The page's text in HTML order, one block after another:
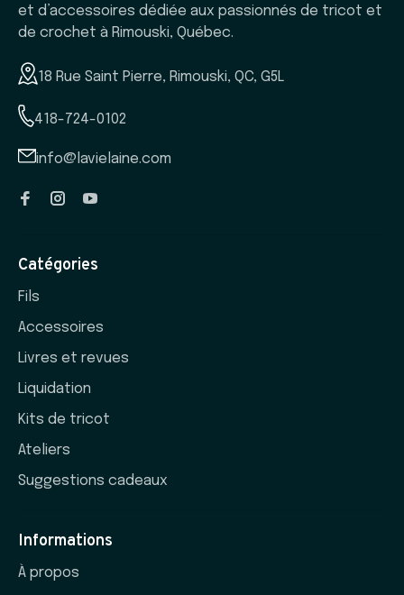
et d’accessoires dédiée aux passionnés de tricot et
de crochet à Rimouski, Québec.
18 Rue Saint Pierre, Rimouski, QC, G5L
418-724-0102
info@lavielaine.com
Catégories
Fils
Accessoires
Livres et revues
Liquidation
Kits de tricot
Ateliers
Suggestions cadeaux
Informations
À propos